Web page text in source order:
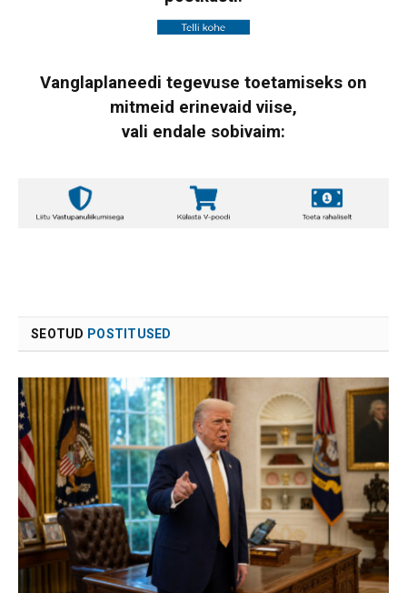
Vanglaplaneedi tegevuse toetamiseks on
mitmeid erinevaid viise,
vali endale sobivaim:
SEOTUD POSTITUSED